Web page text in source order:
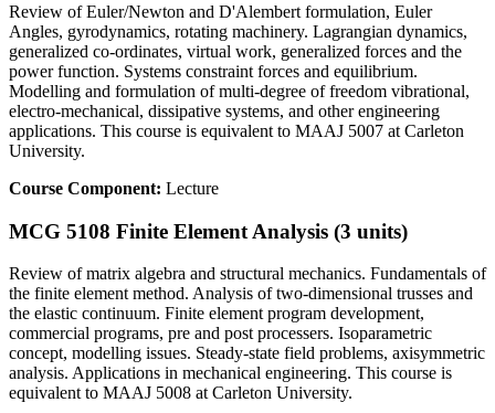
Review of Euler/Newton and D'Alembert formulation, Euler
Angles, gyrodynamics, rotating machinery. Lagrangian dynamics,
generalized co-ordinates, virtual work, generalized forces and the
power function. Systems constraint forces and equilibrium.
Modelling and formulation of multi-degree of freedom vibrational,
electro-mechanical, dissipative systems, and other engineering
applications. This course is equivalent to MAAJ 5007 at Carleton
University.
Course Component: Lecture
MCG 5108 Finite Element Analysis (3 units)
Review of matrix algebra and structural mechanics. Fundamentals of
the finite element method. Analysis of two-dimensional trusses and
the elastic continuum. Finite element program development,
commercial programs, pre and post processers. Isoparametric
concept, modelling issues. Steady-state field problems, axisymmetric
analysis. Applications in mechanical engineering. This course is
equivalent to MAAJ 5008 at Carleton University.